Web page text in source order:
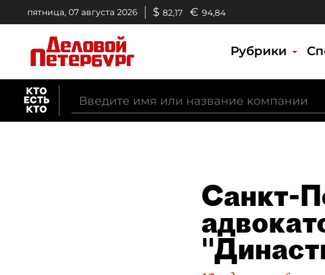
пятница, 07 августа 2026 $ 82,17 € 94,84
Рубрики
Санкт-